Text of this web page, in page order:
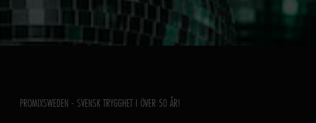
PROMIXSWEDEN - SVENSK TRYGGHET I ÖVER 50 ÅR!